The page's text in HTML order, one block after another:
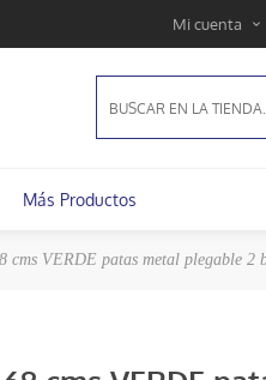
Mi cuenta
Más Productos
cms VERDE patas metal plegable 2